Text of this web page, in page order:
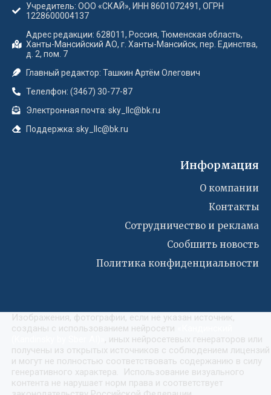
Учредитель: ООО «СКАЙ», ИНН 8601072491, ОГРН
1228600004137
Адрес редакции: 628011, Россия, Тюменская область,
Ханты-Мансийский АО, г. Ханты-Мансийск, пер. Единства,
д. 2, пом. 7
Главный редактор: Ташкин Артём Олегович
Телелфон: (3467) 30-77-87
Электронная почта: sky_llc@bk.ru
Поддержка: sky_llc@bk.ru
Информация
О компании
Контакты
Сотрудничество и реклама
Сообшить новость
Политика конфиденциальности
Изображения, фотографии, если не указан источник,
созданы с использованием нейросети
, иных нейросетевых генераторов или
получены из открытых источников с соблюдением лицензий
и могут не полностью соответствовать содержанию в силу
генеративного характера. Использование визуального
контента не нарушает норм права и соответствует